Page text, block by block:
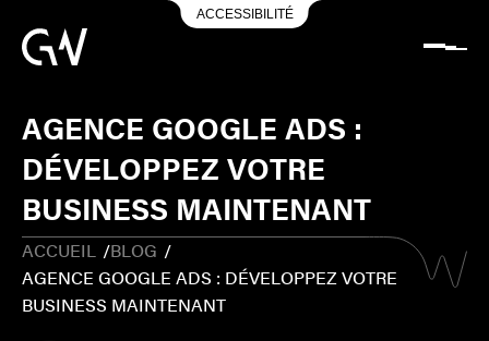
ACCESSIBILITÉ
AGENCE GOOGLE ADS :
DÉVELOPPEZ VOTRE
BUSINESS MAINTENANT
ACCUEIL /BLOG /
AGENCE GOOGLE ADS : DÉVELOPPEZ VOTRE
BUSINESS MAINTENANT